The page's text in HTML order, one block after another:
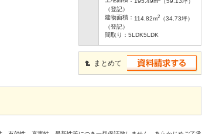
（登記）
建物面積： 114.82m2 （34.73坪）
（登記）
間取り： 5LDK5LDK
まとめて